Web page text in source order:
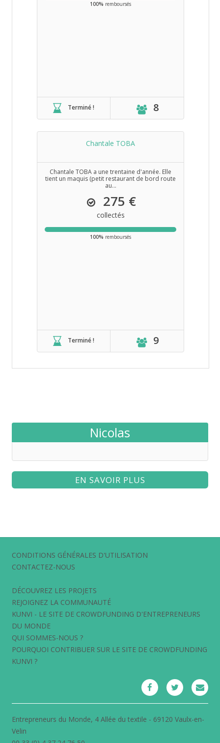
100% remboursés
Terminé ! 8
Chantale TOBA
Chantale TOBA a une trentaine d'année. Elle
tient un maquis (petit restaurant de bord route
au...
275 €
collectés
100% remboursés
Terminé ! 9
Nicolas
EN SAVOIR PLUS
CONDITIONS GÉNÉRALES D'UTILISATION
CONTACTEZ-NOUS
DÉCOUVREZ LES PROJETS
REJOIGNEZ LA COMMUNAUTÉ
KUNVI - LE SITE DE CROWDFUNDING D'ENTREPRENEURS
DU MONDE
QUI SOMMES-NOUS ?
POURQUOI CONTRIBUER SUR LE SITE DE CROWDFUNDING
KUNVI ?
Entrepreneurs du Monde, 4 Allée du textile - 69120 Vaulx-en-
Velin